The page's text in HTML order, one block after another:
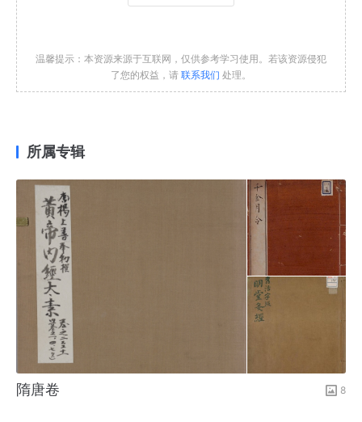
温馨提示：本资源来源于互联网，仅供参考学习使用。若该资源侵犯
了您的权益，请 联系我们 处理。
所属专辑
隋唐卷 8